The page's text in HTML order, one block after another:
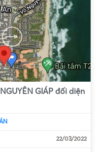
GIÁP đối diện
22/03/2022